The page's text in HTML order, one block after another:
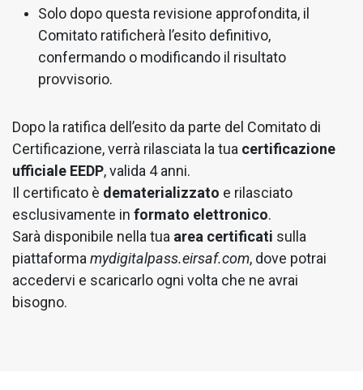
Solo dopo questa revisione approfondita, il
Comitato ratificherà l’esito definitivo,
confermando o modificando il risultato
provvisorio.
Dopo la ratifica dell’esito da parte del Comitato di
Certificazione, verrà rilasciata la tua certificazione
ufficiale EEDP, valida 4 anni.
Il certificato è dematerializzato e rilasciato
esclusivamente in formato elettronico.
Sarà disponibile nella tua area certificati sulla
piattaforma mydigitalpass.eirsaf.com, dove potrai
accedervi e scaricarlo ogni volta che ne avrai
bisogno.